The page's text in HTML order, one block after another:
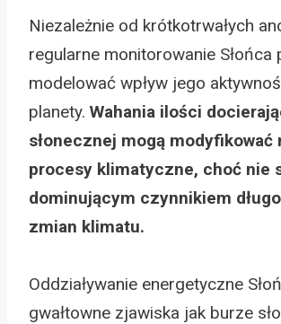
Niezależnie od krótkotrwałych
regularne monitorowanie Słońca
modelować wpływ jego
planety. Wahania ilości
słonecznej mogą modyfikować
procesy klimatyczne, choć nie
dominującym czynnikiem
zmian klimatu.
Oddziaływanie energetyczne
gwałtowne zjawiska jak burze